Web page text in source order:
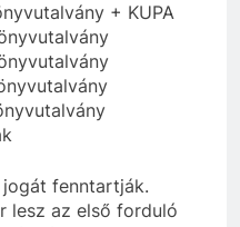
+ KUPA
fenntartják.
lesz az első forduló